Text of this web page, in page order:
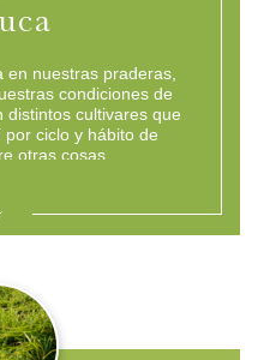
en nuestras praderas,
condiciones de
distintos cultivares que
ciclo y hábito de
otras cosas.